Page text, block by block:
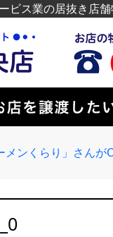
ビス業の居抜き店
メンくらり」さんが